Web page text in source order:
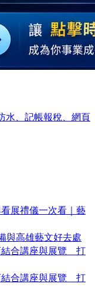
水、記帳報稅、網頁
展禮儀一次看｜藝
與高雄藝文好去處
結合講座與展覽 打
結合講座與展覽 打